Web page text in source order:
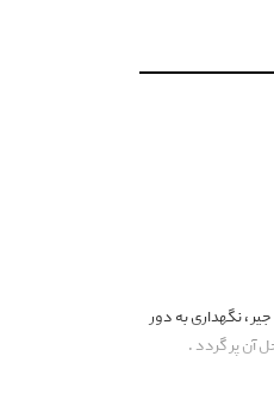
، نگهداری به دور
آن پر گردد .